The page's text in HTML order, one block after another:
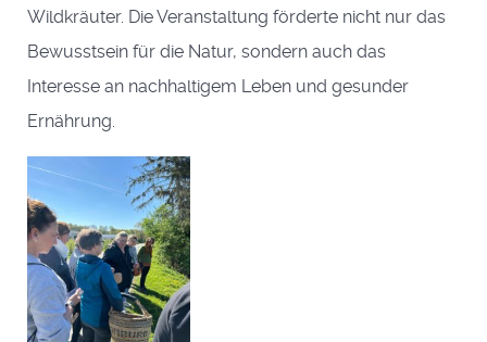
Wildkräuter. Die Veranstaltung förderte nicht nur das
Bewusstsein für die Natur, sondern auch das
Interesse an nachhaltigem Leben und gesunder
Ernährung.